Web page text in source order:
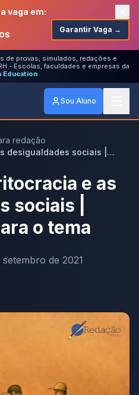
vaga em:
Garantir Vaga →
de provas, simulados, redações e
- Escolas, faculdades e empresas da
Education
Sou Aluno
redação
desigualdades sociais |
e as
sociais |
o tema
de 2021